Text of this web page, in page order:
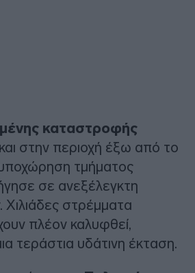
καταστροφής
στην περιοχή έξω από το
τμήματος
σε ανεξέλεγκτη
στρέμματα
πλέον καλυφθεί,
τεράστια υδάτινη έκταση.